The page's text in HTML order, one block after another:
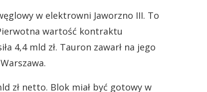
w elektrowni Jaworzno III. To
wartość kontraktu
4,4 mld zł. Tauron zawarł na jego
zł netto. Blok miał być gotowy w